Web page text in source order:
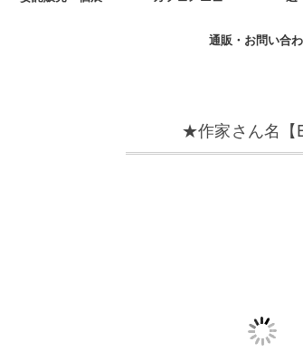
通販・お問い合
★作家さん名【